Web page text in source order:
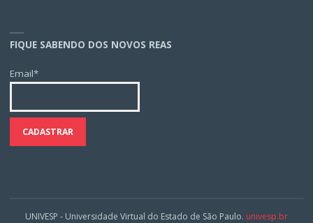
FIQUE SABENDO DOS NOVOS REAS
Email*
UNIVESP - Universidade Virtual do Estado de São Paulo. univesp.br